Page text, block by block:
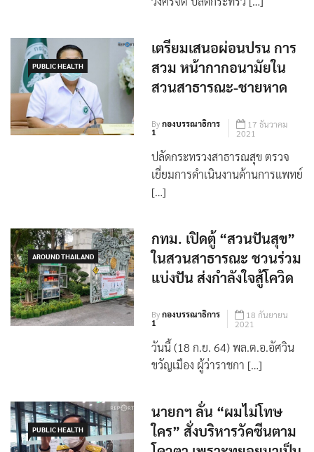
PUBLIC HEALTH
เตรียมเสนอผ่อนปรน การ
สวม หน้ากากอนามัยใน
สวนสาธารณะ-ชายหาด
Byกองบรรณาธิการ
1
17 ธันวาคม
2021
ปลัดกระทรวงสาธารณสุข ตรวจ
เยี่ยมการดำเนินงานด้านการแพทย์
[…]
AROUND THAILAND
กทม. เปิดตู้ “สวนปันสุข”
ในสวนสาธารณะ ชวนร่วม
แบ่งปัน ส่งกำลังใจสู้โควิด
Byกองบรรณาธิการ
1
18 กันยายน
2021
วันนี้ (18 ก.ย. 64) พล.ต.อ.อัศวิน
ขวัญเมือง ผู้ว่าราชกา […]
PUBLIC HEALTH
นายกฯ ลั่น “ผมไม่โทษ
ใคร” สั่งบริหารวัคซีนตาม